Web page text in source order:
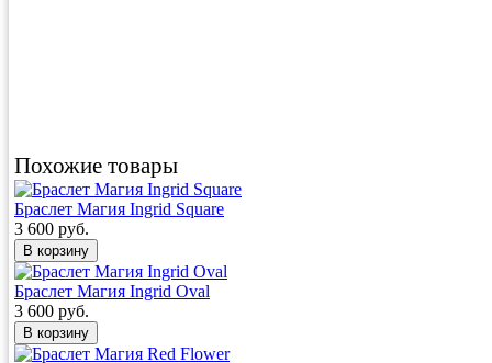
Похожие товары
Браслет Магия Ingrid Square
3 600 руб.
Браслет Магия Ingrid Oval
3 600 руб.